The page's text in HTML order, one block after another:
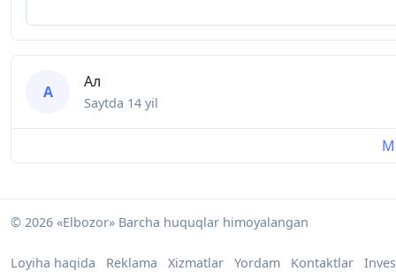
А
Ал
Saytda 14 yil
© 2026 «Elbozor» Barcha huquqlar himoyalangan
Loyiha haqida Reklama Xizmatlar Yordam Kontaktlar